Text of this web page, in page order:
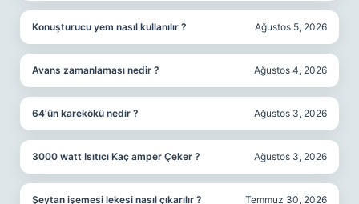
Konuşturucu yem nasıl kullanılır ? Ağustos 5, 2026
Avans zamanlaması nedir ? Ağustos 4, 2026
64’ün karekökü nedir ? Ağustos 3, 2026
3000 watt Isıtıcı Kaç amper Çeker ? Ağustos 3, 2026
Şeytan işemesi lekesi nasıl çıkarılır ? Temmuz 30, 2026